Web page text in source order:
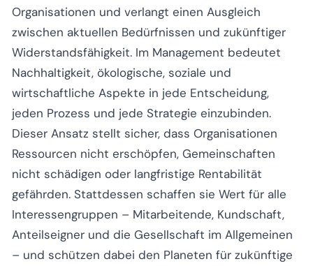
Organisationen und verlangt einen Ausgleich
zwischen aktuellen Bedürfnissen und zukünftiger
Widerstandsfähigkeit. Im Management bedeutet
Nachhaltigkeit, ökologische, soziale und
wirtschaftliche Aspekte in jede Entscheidung,
jeden Prozess und jede Strategie einzubinden.
Dieser Ansatz stellt sicher, dass Organisationen
Ressourcen nicht erschöpfen, Gemeinschaften
nicht schädigen oder langfristige Rentabilität
gefährden. Stattdessen schaffen sie Wert für alle
Interessengruppen – Mitarbeitende, Kundschaft,
Anteilseigner und die Gesellschaft im Allgemeinen
– und schützen dabei den Planeten für zukünftige